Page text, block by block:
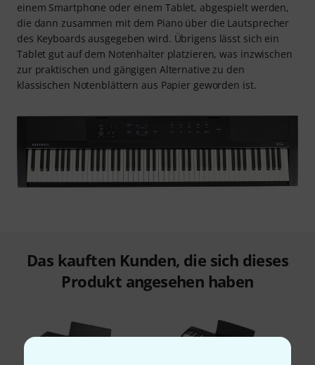
einem Smartphone oder einem Tablet, abgespielt werden,
die dann zusammen mit dem Piano über die Lautsprecher
des Keyboards ausgegeben wird. Übrigens lässt sich ein
Tablet gut auf dem Notenhalter platzieren, was inzwischen
zur praktischen und gängigen Alternative zu den
klassischen Notenblättern aus Papier geworden ist.
Das kauften Kunden, die sich dieses
Produkt angesehen haben